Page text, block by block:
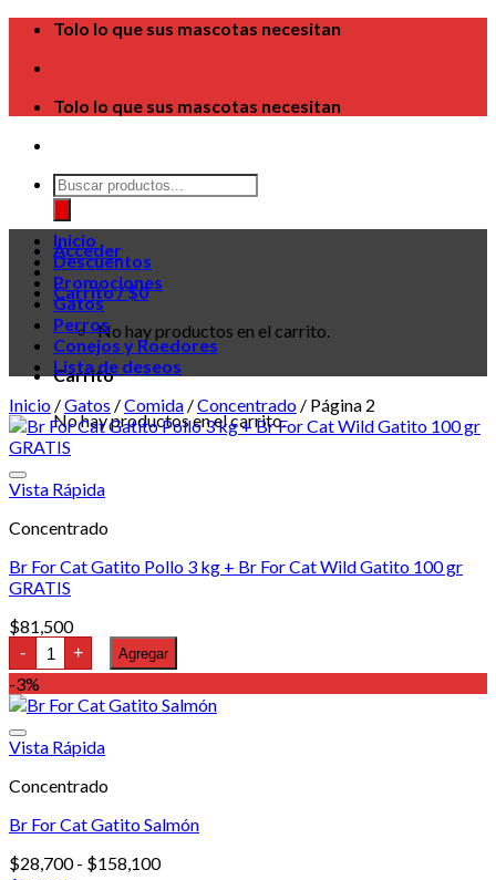
Skip
content
Tolo lo que sus mascotas necesitan
Tolo lo que sus mascotas necesitan
Búsqueda
de
productos
Acceder
Carrito /$0
No hay productos en el carrito.
Carrito
No hay productos en el carrito.
Inicio
Descuentos
Promociones
Gatos
Perros
Conejos y Roedores
Lista de deseos
Inicio /Gatos /Comida /Concentrado / Página 2
Vista Rápida
Concentrado
Br For Cat Gatito Pollo 3 kg + Br For Cat Wild Gatito 100 gr
GRATIS
$81,500
- Br
For
Cat
Gatito
Pollo
kg
Br
Cat
Wild
Gatito
100
+ Agregar
-3%
Vista Rápida
Concentrado
Br For Cat Gatito Salmón
$28,700 - $158,100Rango